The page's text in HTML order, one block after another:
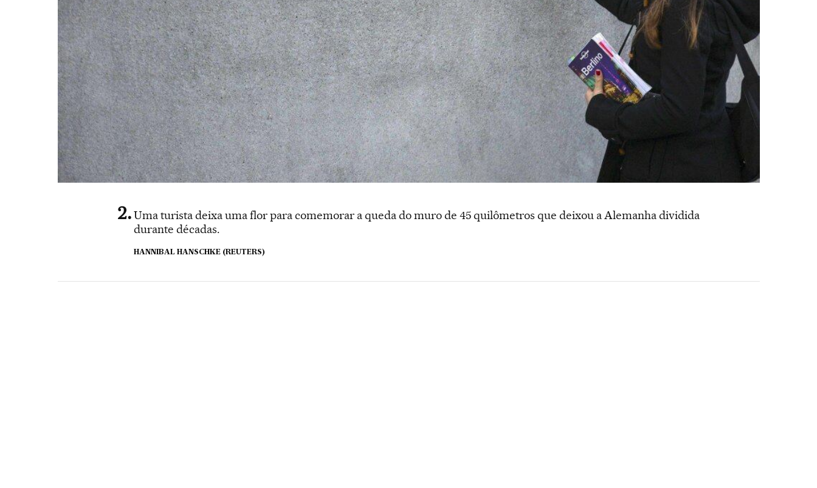
Uma turista deixa uma flor para comemorar a queda do muro de 45 quilômetros que deixou a Alemanha dividida
durante décadas.
HANNIBAL HANSCHKE (REUTERS)